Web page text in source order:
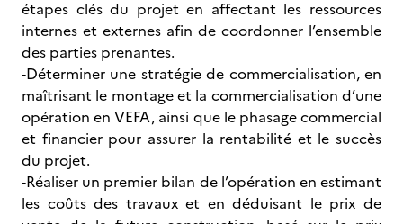
étapes clés du projet en affectant les ressources
internes et externes afin de coordonner l’ensemble
des parties prenantes.
-Déterminer une stratégie de commercialisation, en
maîtrisant le montage et la commercialisation d’une
opération en VEFA, ainsi que le phasage commercial
et financier pour assurer la rentabilité et le succès
du projet.
-Réaliser un premier bilan de l’opération en estimant
les coûts des travaux et en déduisant le prix de